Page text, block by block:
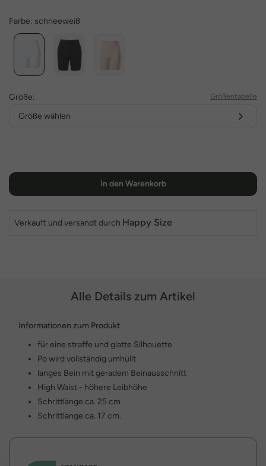
Farbe: schneeweiß
Größe: Größentabelle
Größe wählen
In den Warenkorb
Verkauft und versandt durch Happy Size
Alle Details zum Artikel
Informationen zum Produkt
für eine straffe und glatte Silhouette
Po wird vollständig umhüllt
langes Bein mit geradem Beinausschnitt
High Waist - höhere Leibhöhe
Schrittlänge ca. 25 cm
Schrittlänge ca. 17 cm.